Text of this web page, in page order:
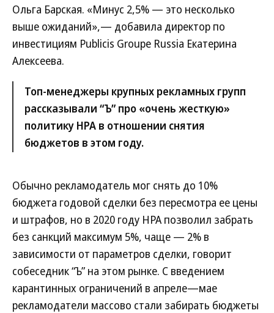
Ольга Барская. «Минус 2,5% — это несколько
выше ожиданий»,— добавила директор по
инвестициям Publicis Groupe Russia Екатерина
Алексеева.
Топ-менеджеры крупных рекламных групп
рассказывали “Ъ” про «очень жесткую»
политику НРА в отношении снятия
бюджетов в этом году.
Обычно рекламодатель мог снять до 10%
бюджета годовой сделки без пересмотра ее цены
и штрафов, но в 2020 году НРА позволил забрать
без санкций максимум 5%, чаще — 2% в
зависимости от параметров сделки, говорит
собеседник “Ъ” на этом рынке. С введением
карантинных ограничений в апреле—мае
рекламодатели массово стали забирать бюджеты